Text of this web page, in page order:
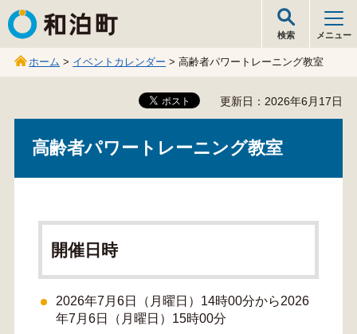
和泊町
検索 メニュー
ホーム > イベントカレンダー > 高齢者パワートレーニング教室
更新日：2026年6月17日
高齢者パワートレーニング教室
開催日時
2026年7月6日（月曜日）14時00分から2026
年7月6日（月曜日）15時00分